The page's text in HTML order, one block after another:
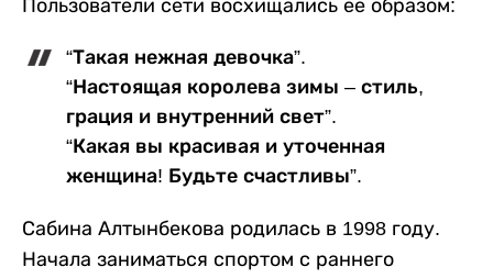
Пользователи сети восхищались ее образом:
“Такая нежная девочка”.
“Настоящая королева зимы – стиль,
грация и внутренний свет”.
“Какая вы красивая и уточенная
женщина! Будьте счастливы”.
Сабина Алтынбекова родилась в 1998 году.
Начала заниматься спортом с раннего